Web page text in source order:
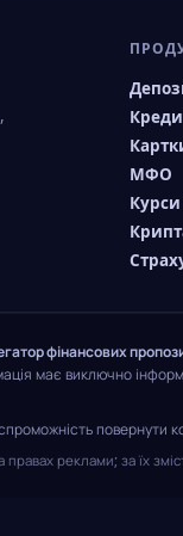
МФО
фінансових
має виключно
повернути
реклами; за їх